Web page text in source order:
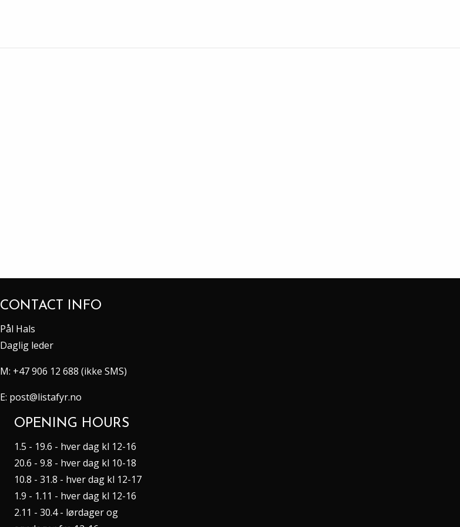
CONTACT INFO
Pål Hals
Daglig leder
M: +47 906 12 688 (ikke SMS)
E: post@listafyr.no
OPENING HOURS
1.5 - 19.6 - hver dag kl 12-16
20.6 - 9.8 - hver dag kl 10-18
10.8 - 31.8 - hver dag kl 12-17
1.9 - 1.11 - hver dag kl 12-16
2.11 - 30.4 - lørdager og